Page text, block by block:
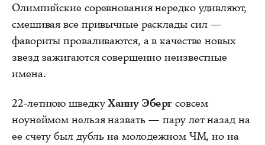
Олимпийские соревнования нередко удивляют,
смешивая все привычные расклады сил —
фавориты проваливаются, а в качестве новых
звезд зажигаются совершенно неизвестные
имена.
22-летнюю шведкуХанну Эбергсовсем
ноунеймом нельзя назвать — пару лет назад на
ее счету был дубль на молодежном ЧМ, но на